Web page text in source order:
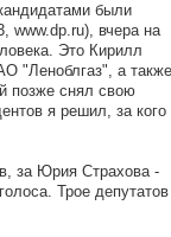
были
www.dp.ru), вчера на
Это Кирилл
"Леноблгаз", а также
позже снял свою
я решил, за кого
за Юрия Страхова -
Трое депутатов